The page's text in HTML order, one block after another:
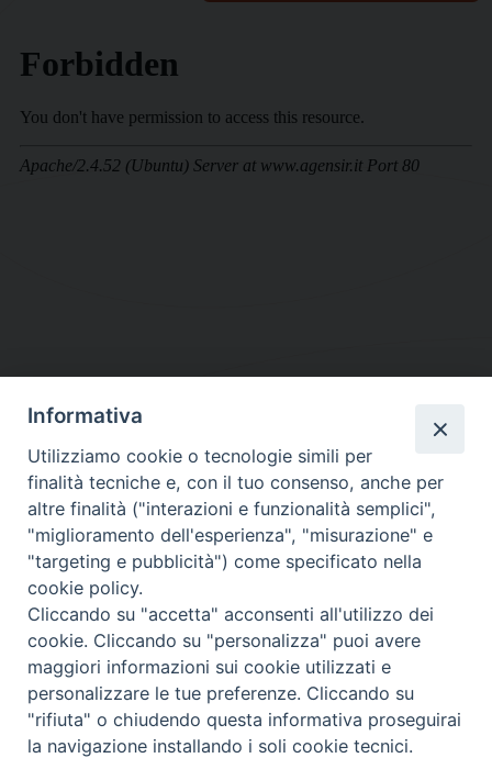
DIOCESI SUBURBICARIA DI ALBANO
Contatti:Tel.: 06.93268401 - Fax.: 06.9323844
E-mail:curia@diocesidialbano.it
Orari: dal Lunedì al Venerdì Ore: 9:00 - 13:00
Lunedì, Mercoledì e Venerdì, Ore 9:30 - 12:30
Diocesi Suburbicaria di Albano
Copyright © 2021
Informativa
Utilizziamo cookie o tecnologie simili per
finalità tecniche e, con il tuo consenso, anche per
altre finalità ("interazioni e funzionalità semplici",
"miglioramento dell'esperienza", "misurazione" e
"targeting e pubblicità") come specificato nella
cookie policy.
Cliccando su "accetta" acconsenti all'utilizzo dei
cookie. Cliccando su "personalizza" puoi avere
maggiori informazioni sui cookie utilizzati e
personalizzare le tue preferenze. Cliccando su
"rifiuta" o chiudendo questa informativa proseguirai
la navigazione installando i soli cookie tecnici.